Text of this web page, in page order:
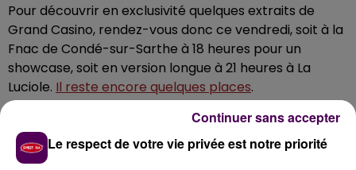
Pour découvrir en exclusivité quelques extraits de
Grand Casino, rendez-vous donc ce vendredi, soit à la
Fnac de Condé-sur-Sarthe à 18 heures pour un
showcase, soit en version longue à 21 heures à La
Luciole. Il reste encore quelques places.
Le clip de la chanson Blues, booze & rock'n'roll, sorti
en 2016 :
Le respect de votre vie privée est notre priorité
Continuer sans accepter